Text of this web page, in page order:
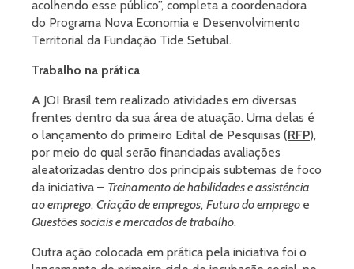
acolhendo esse público”, completa a coordenadora
do Programa Nova Economia e Desenvolvimento
Territorial da Fundação Tide Setubal.
Trabalho na prática
A JOI Brasil tem realizado atividades em diversas
frentes dentro da sua área de atuação. Uma delas é
o lançamento do primeiro Edital de Pesquisas (RFP),
por meio do qual serão financiadas avaliações
aleatorizadas dentro dos principais subtemas de foco
da iniciativa – Treinamento de habilidades e assistência
ao emprego, Criação de empregos, Futuro do emprego e
Questões sociais e mercados de trabalho.
Outra ação colocada em prática pela iniciativa foi o